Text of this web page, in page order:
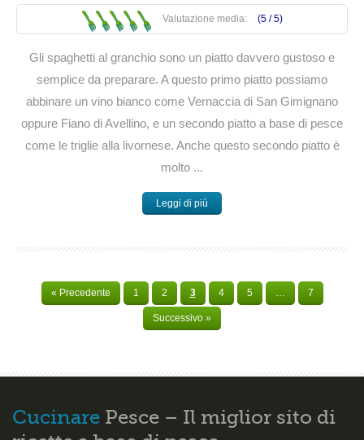
Valutazione media: (5 /5)
Gli spaghetti al granchio sono un piatto davvero gustoso e
semplice da preparare. A questo primo piatto possiamo
abbinare un vino bianco come Vernaccia di San Gimignano
oppure Fiano di Avellino, e un secondo piatto a base di pesce
come le triglie alla livornese. Anche questo secondo piatto è
molto ...
Leggi di più
« Precedente 1 2 3 4 5 … 7
Successivo »
Cucinare Pesce – Il miglior sito di